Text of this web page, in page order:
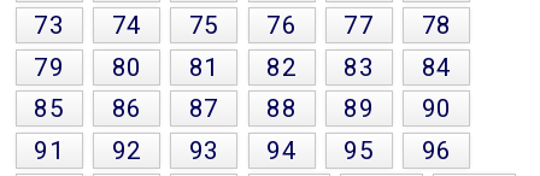
73
74 75 76 77
78
79
80 81 82 83
84
85
86 87 88 89
90
91
92 93 94 95
96